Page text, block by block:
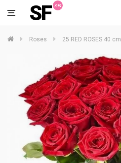
SF
Roses 25 RED ROSES 40 cm